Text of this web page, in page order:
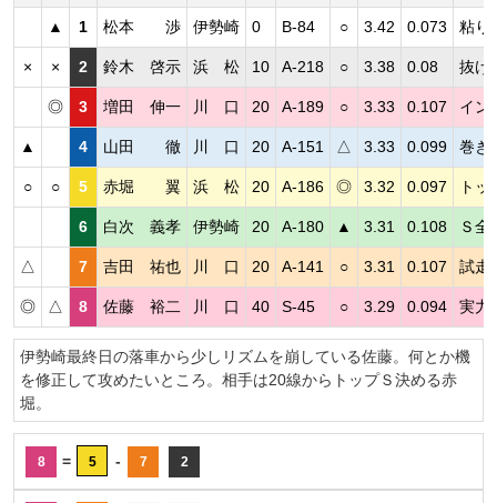
▲ 1 松本 渉 伊勢崎 0 B-84 ○ 3.42 0.073 粘り
× × 2 鈴木 啓示 浜 松 10 A-218 ○ 3.38 0.08 抜け
◎ 3 増田 伸一 川 口 20 A-189 ○ 3.33 0.107 イン
▲ 4 山田 徹 川 口 20 A-151 △ 3.33 0.099 巻き
○ ○ 5 赤堀 翼 浜 松 20 A-186 ◎ 3.32 0.097 ト
6 白次 義孝 伊勢崎 20 A-180 ▲ 3.31 0.108 Ｓ全
△ 7 吉田 祐也 川 口 20 A-141 ○ 3.31 0.107 試走
◎ △ 8 佐藤 裕二 川 口 40 S-45 ○ 3.29 0.094 実力
伊勢崎最終日の落車から少しリズムを崩している佐藤。何とか機
を修正して攻めたいところ。相手は20線からトップＳ決める赤
堀。
8 = 5 - 7 2